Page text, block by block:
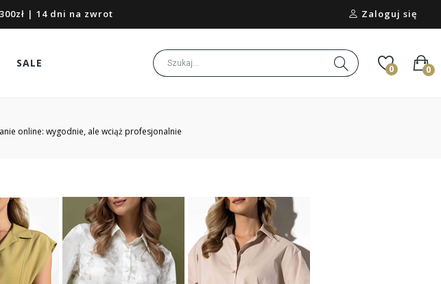
| 14 dni na zwrot Zaloguj się
SALE 0 0
online: wygodnie, ale wciąż profesjonalnie